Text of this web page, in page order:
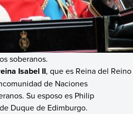
soberanos.
Isabel II, que es Reina del Reino
de Naciones
Su esposo es Philip
Duque de Edimburgo.